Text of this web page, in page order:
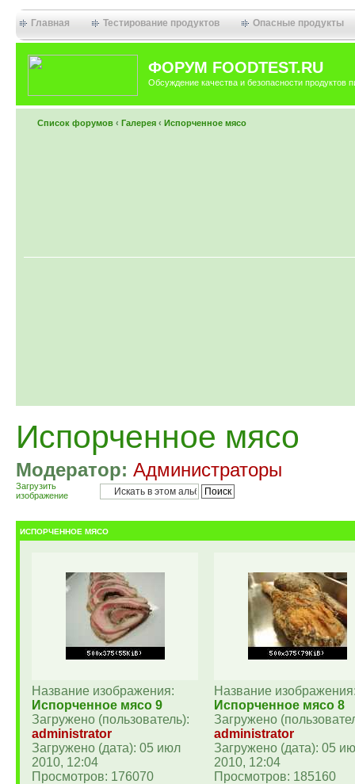
Главная Тестирование продуктов Опасные продукты
ФОРУМ FOODTEST.RU
Обсуждение качества и безопасности продуктов
Список форумов ‹ Галерея ‹ Испорченное мясо
Испорченное мясо
Модератор: Администраторы
Загрузить
изображение
ИСПОРЧЕННОЕ МЯСО
Название изображения:
Испорченное мясо 9
Загружено (пользователь):
administrator
Загружено (дата): 05 июл
2010, 12:04
Просмотров: 176070
Название
Испорченное мясо 8
Загружено
administrator
Загружено (дата): 05
2010, 12:04
Просмотров: 185160